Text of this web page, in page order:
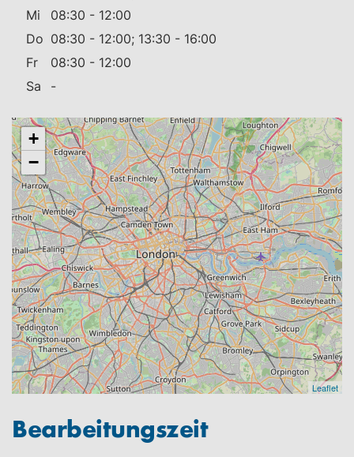
Mi
08:30 - 12:00
Do 08:30 - 12:00; 13:30 - 16:00
Fr
08:30 - 12:00
Sa
-
+
−
Leaflet
Bearbeitungszeit